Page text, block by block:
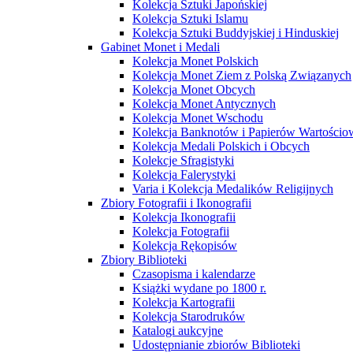
Kolekcja Sztuki Japońskiej
Kolekcja Sztuki Islamu
Kolekcja Sztuki Buddyjskiej i Hinduskiej
Gabinet Monet i Medali
Kolekcja Monet Polskich
Kolekcja Monet Ziem z Polską Związanych
Kolekcja Monet Obcych
Kolekcja Monet Antycznych
Kolekcja Monet Wschodu
Kolekcja Banknotów i Papierów
Kolekcja Medali Polskich i Obcych
Kolekcje Sfragistyki
Kolekcja Falerystyki
Varia i Kolekcja Medalików Religijnych
Zbiory Fotografii i Ikonografii
Kolekcja Ikonografii
Kolekcja Fotografii
Kolekcja Rękopisów
Zbiory Biblioteki
Czasopisma i kalendarze
Książki wydane po 1800 r.
Kolekcja Kartografii
Kolekcja Starodruków
Katalogi aukcyjne
Udostępnianie zbiorów Biblioteki